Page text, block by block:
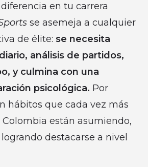
en tu carrera
se asemeja a cualquier
de élite: se necesita
análisis de partidos,
y culmina con una
psicológica. Por
hábitos que cada vez más
están asumiendo,
destacarse a nivel